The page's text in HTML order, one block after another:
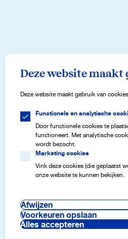
Deze website
Deze website maakt gebruik van
Functionele en analytische
Door functionele cookies te
functioneert. Met analytische
wordt bezocht.
Marketing cookies
Vink deze cookies (die geplaatst
onze website te kunnen bekijken.
Afwijzen
Voorkeuren opslaan
Alles accepteren